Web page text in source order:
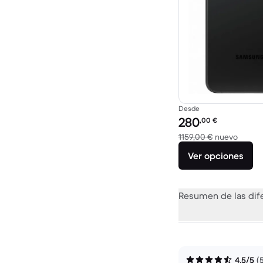
Desde
Precio reacondicionado:
280,00 €
1159,00 € nuevoEl
Ver opciones
Resumen de las
4,5/5